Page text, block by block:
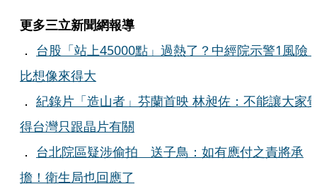
更多三立新聞網報導
． 台股「站上45000點」過熱了？中經院示警1風險
比想像來得大
． 紀錄片「造山者」芬蘭首映 林昶佐：不能讓大家
得台灣只跟晶片有關
． 台北院區疑涉偷拍 送子鳥：如有應付之責將承
擔！衛生局也回應了